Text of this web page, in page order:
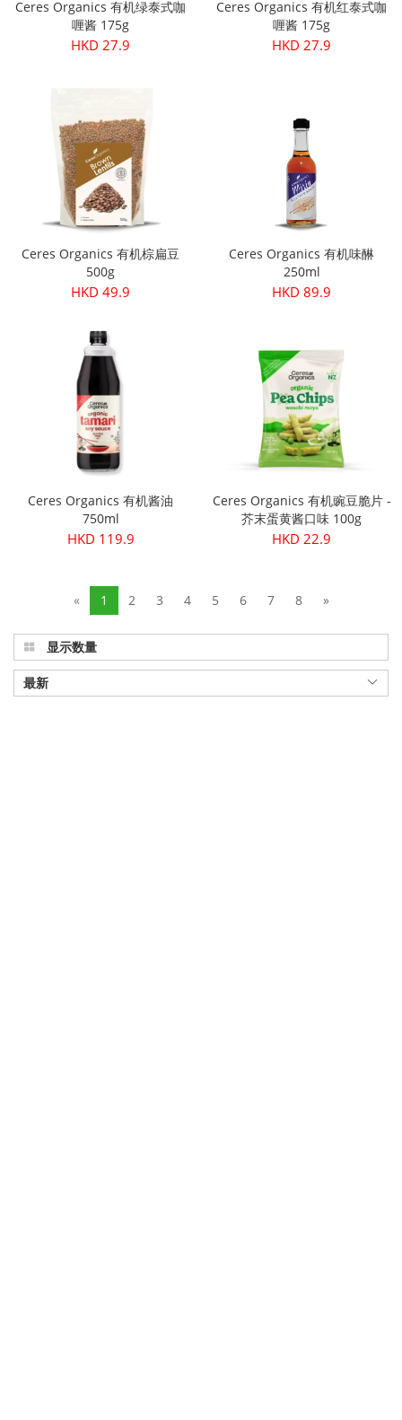
Ceres Organics 有机绿泰式咖
喱酱 175g
HKD 27.9
Ceres Organics 有机红泰式咖
喱酱 175g
HKD 27.9
Ceres Organics 有机棕扁豆
500g
HKD 49.9
Ceres Organics 有机味醂
250ml
HKD 89.9
Ceres Organics 有机酱油
750ml
HKD 119.9
Ceres Organics 有机豌豆脆片 -
芥末蛋黄酱口味 100g
HKD 22.9
« 1 2 3 4 5 6 7 8 »
显示数量
最新